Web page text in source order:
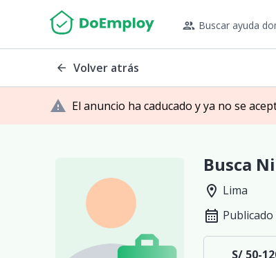
people_outline Buscar ayuda
arrow_back Volver atrás
warning El anuncio ha caducado y ya no se
Busca
location_on Lima
calendar_month Publicado
S/ 50-